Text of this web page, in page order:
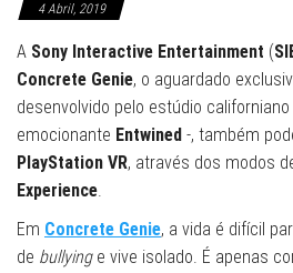
4 Abril, 2019
A Sony Interactive Entertainment (
Concrete Genie, o aguardado
desenvolvido pelo estúdio californiano
emocionante Entwined -, também
PlayStation VR, através dos modos
Experience.
Em Concrete Genie, a vida é difícil
de bullyinge vive isolado. É apenas